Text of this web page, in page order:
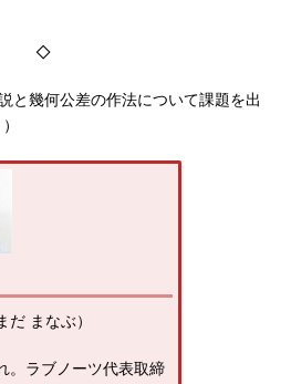
◇
と幾何公差の作法について課題を出
だ まなぶ）
。ラブノーツ代表取締